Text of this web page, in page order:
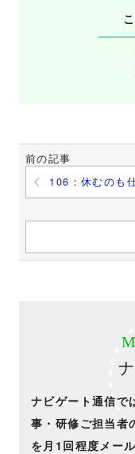
前の記事
106：休むのも
ナビゲート通信で
事・研修ご担当者
を月1回程度メー